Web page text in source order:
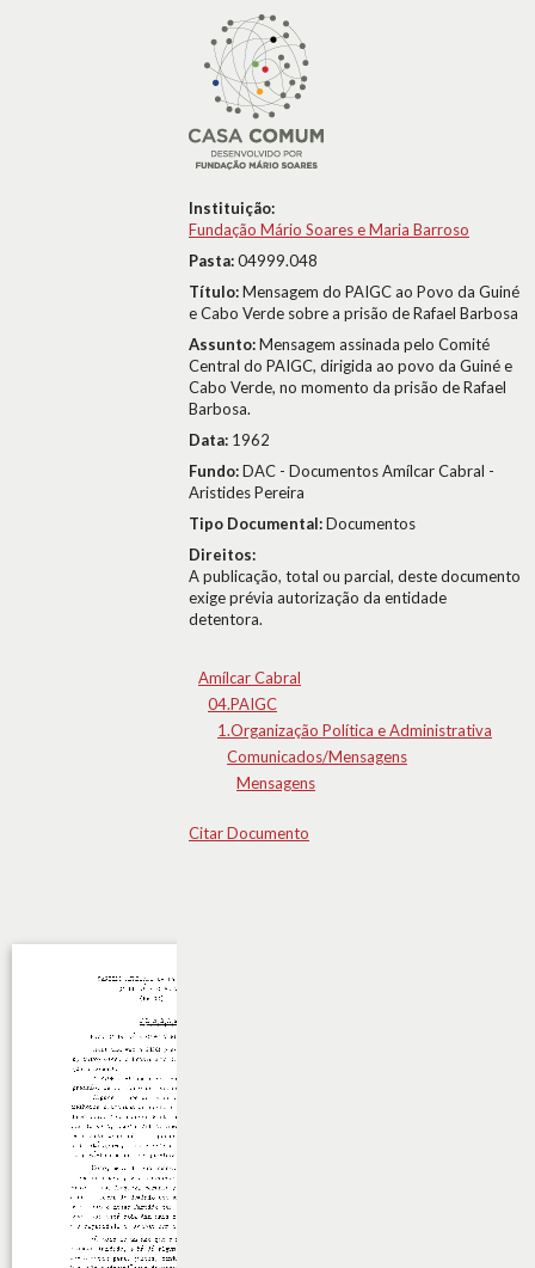
Instituição:
Fundação Mário Soares e Maria Barroso
Pasta:04999.048
Título:Mensagem do PAIGC ao Povo da Guiné
e Cabo Verde sobre a prisão de Rafael Barbosa
Assunto:Mensagem assinada pelo Comité
Central do PAIGC, dirigida ao povo da Guiné e
Cabo Verde, no momento da prisão de Rafael
Barbosa.
Data: 1962
Fundo:DAC - Documentos Amílcar Cabral -
Aristides Pereira
Tipo Documental:Documentos
Direitos:
A publicação, total ou parcial, deste documento
exige prévia autorização da entidade
detentora.
Amílcar Cabral
04.PAIGC
1.Organização Política e Administrativa
Comunicados/Mensagens
Mensagens
Citar Documento